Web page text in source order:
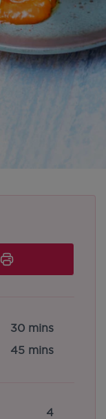
30 mins
45 mins
4